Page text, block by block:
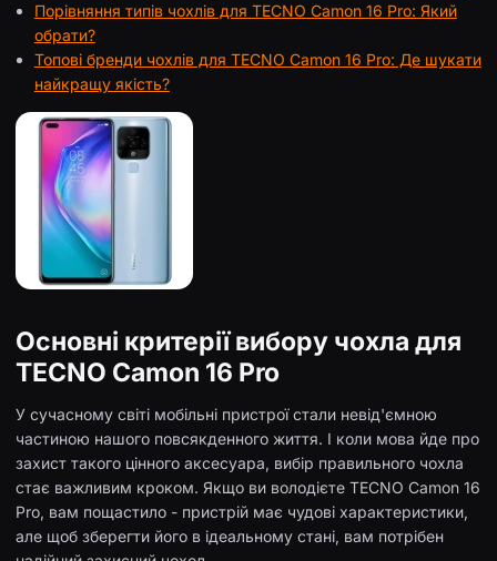
Порівняння типів чохлів для TECNO Camon 16 Pro: Який
обрати?
Топові бренди чохлів для TECNO Camon 16 Pro: Де шукати
найкращу якість?
Основні критерії вибору чохла для
TECNO Camon 16 Pro
У сучасному світі мобільні пристрої стали невід'ємною
частиною нашого повсякденного життя. І коли мова йде про
захист такого цінного аксесуара, вибір правильного чохла
стає важливим кроком. Якщо ви володієте TECNO Camon 16
Pro, вам пощастило - пристрій має чудові характеристики,
але щоб зберегти його в ідеальному стані, вам потрібен